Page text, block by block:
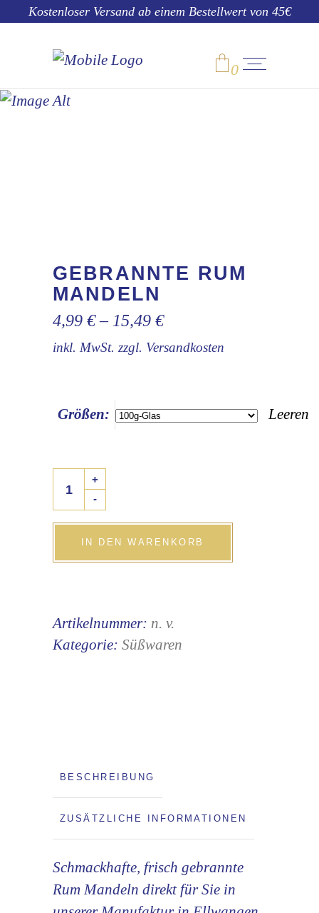
Kostenloser Versand ab einem Bestellwert von 45€
0
GEBRANNTE RUM
MANDELN
4,99 €– 15,49 €
inkl. MwSt. zzgl. Versandkosten
Größen: Leeren
Gebrannte
Mandeln
quantity
-
+
IN DEN WARENKORB
Artikelnummer: n. v.
Kategorie: Süßwaren
BESCHREIBUNG
ZUSÄTZLICHE INFORMATIONEN
Schmackhafte, frisch gebrannte
Rum Mandeln direkt für Sie in